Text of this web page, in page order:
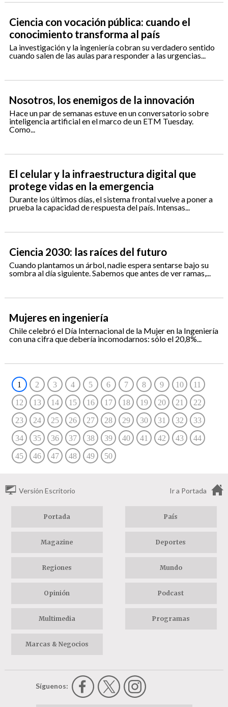
Ciencia con vocación pública: cuando el
conocimiento transforma al país
La investigación y la ingeniería cobran su verdadero sentido
cuando salen de las aulas para responder a las urgencias...
Nosotros, los enemigos de la innovación
Hace un par de semanas estuve en un conversatorio sobre
inteligencia artificial en el marco de un ETM Tuesday.
Como...
El celular y la infraestructura digital que
protege vidas en la emergencia
Durante los últimos días, el sistema frontal vuelve a poner a
prueba la capacidad de respuesta del país. Intensas...
Ciencia 2030: las raíces del futuro
Cuando plantamos un árbol, nadie espera sentarse bajo su
sombra al día siguiente. Sabemos que antes de ver ramas,...
Mujeres en ingeniería
Chile celebró el Día Internacional de la Mujer en la Ingeniería
con una cifra que debería incomodarnos: sólo el 20,8%...
1 2 3 4 5 6 7 8 9 10 11
12 13 14 15 16 17 18 19 20 21 22
23 24 25 26 27 28 29 30 31 32 33
34 35 36 37 38 39 40 41 42 43 44
45 46 47 48 49 50
Versión Escritorio Ir a Portada
Portada País
Magazine Deportes
Regiones Mundo
Opinión Podcast
Multimedia Programas
Marcas & Negocios
Síguenos: